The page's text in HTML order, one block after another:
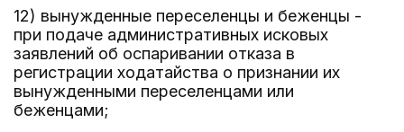
12) вынужденные переселенцы и беженцы -
при подаче административных исковых
заявлений об оспаривании отказа в
регистрации ходатайства о признании их
вынужденными переселенцами или
беженцами;